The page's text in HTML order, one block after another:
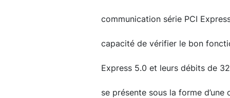
communication série PCI
capacité de vérifier le bon
Express 5.0 et leurs débits de
se présente sous la forme